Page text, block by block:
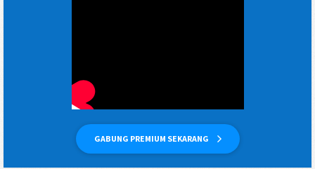
GABUNG PREMIUM SEKARANG